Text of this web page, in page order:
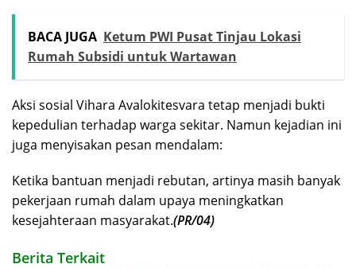
BACA JUGA Ketum PWI Pusat Tinjau Lokasi
Rumah Subsidi untuk Wartawan
Aksi sosial Vihara Avalokitesvara tetap menjadi bukti
kepedulian terhadap warga sekitar. Namun kejadian ini
juga menyisakan pesan mendalam:
Ketika bantuan menjadi rebutan, artinya masih banyak
pekerjaan rumah dalam upaya meningkatkan
kesejahteraan masyarakat.(PR/04)
Berita Terkait